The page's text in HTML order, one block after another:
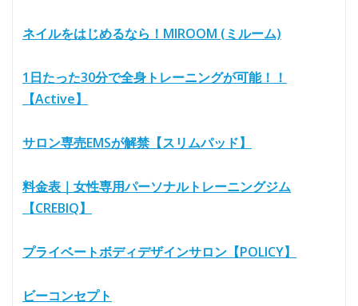
ネイルをはじめるなら！MIROOM (ミルーム)
1日たった30分で全身トレーニングが可能！！
【Active】
サロン専売EMSが解禁【スリムパッド】
料金表｜女性専用パーソナルトレーニングジム
【CREBIQ】
プライベートボディデザインサロン【POLICY】
ビーコンセプト